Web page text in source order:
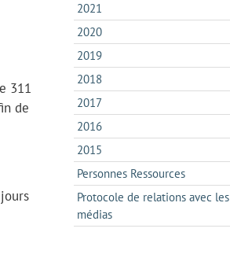
311
de
2021
2020
2019
2018
2017
2016
2015
Personnes Ressources
Protocole de relations avec les
médias